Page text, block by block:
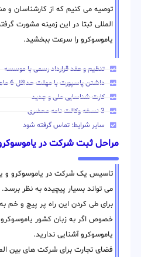
توصیه می کنیم که از کارشناسان و
المللی ثبتا در این زمینه مشورت
یاموسوکرو را سرعت ببخشید.
تنظیم و عقد قرارداد رسمی با موسسه
داشتن پاسپورت با مهلت حداقل 6 ماهه تا پایان انقضا
کارت شناسایی ملی و جدید
3 نسخه وکالت نامه محضری
سایر شرایط: تماس گرفته شود
مراحل ثبت شرکت در
تاسیس یک شرکت در یاموسوکرو و یا
می تواند بسیار پیچیده به نظر
برای طی کردن این راه پر پیچ و خم به
خصوص اگر به زبان کشور
یاموسوکرو آشنایی ندارید.
فضای تجارت برای شرکت های بین